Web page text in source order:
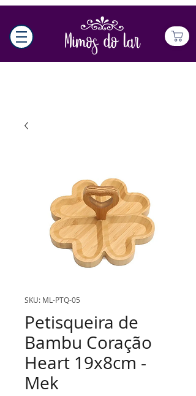
SKU: ML-PTQ-05
Petisqueira de
Bambu Coração
Heart 19x8cm -
Mek